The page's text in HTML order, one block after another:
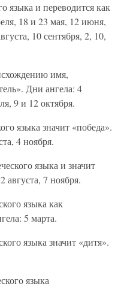
языка и переводится как
18 и 23 мая, 12 июня,
10 сентября, 2, 10,
имя,
Дни ангела: 4
9 и 12 октября.
языка значит «победа».
4 ноября.
языка и значит
7 ноября.
языка как
5 марта.
языка значит «дитя».
языка